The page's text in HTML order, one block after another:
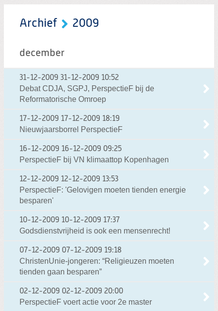
Archief 2009
december
31-12-2009 31-12-2009 10:52
Debat CDJA, SGPJ, PerspectieF bij de
Reformatorische Omroep
17-12-2009 17-12-2009 18:19
Nieuwjaarsborrel PerspectieF
16-12-2009 16-12-2009 09:25
PerspectieF bij VN klimaattop Kopenhagen
12-12-2009 12-12-2009 13:53
PerspectieF: 'Gelovigen moeten tienden energie
besparen'
10-12-2009 10-12-2009 17:37
Godsdienstvrijheid is ook een mensenrecht!
07-12-2009 07-12-2009 19:18
ChristenUnie-jongeren: “Religieuzen moeten
tienden gaan besparen”
02-12-2009 02-12-2009 20:00
PerspectieF voert actie voor 2e master